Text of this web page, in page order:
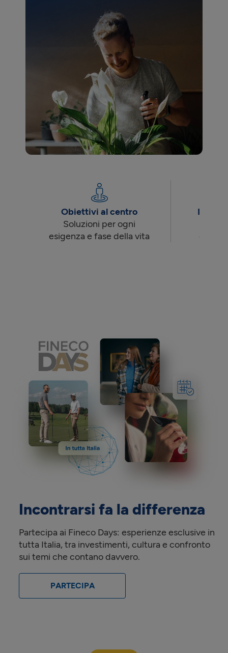
Obiettivi al centro
Soluzioni per ogni
esigenza e fase della vita
Incontrarsi fa la differenza
Partecipa ai Fineco Days: esperienze esclusive in
tutta Italia, tra investimenti, cultura e confronto
sui temi che contano davvero.
PARTECIPA